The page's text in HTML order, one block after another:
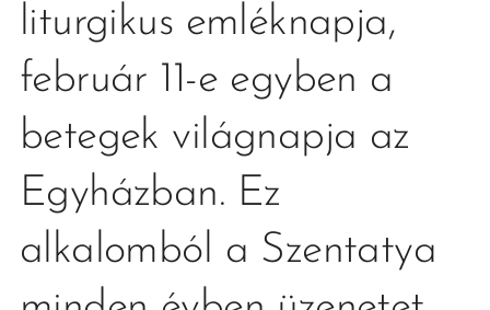
liturgikus emléknapja,
február 11-e egyben a
betegek világnapja az
Egyházban. Ez
alkalomból a Szentatya